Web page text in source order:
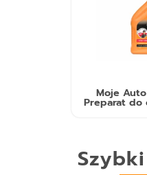
Moje
Preparat do